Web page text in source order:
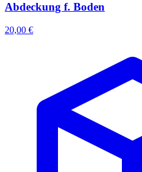
Abdeckung f. Boden
20,00 €